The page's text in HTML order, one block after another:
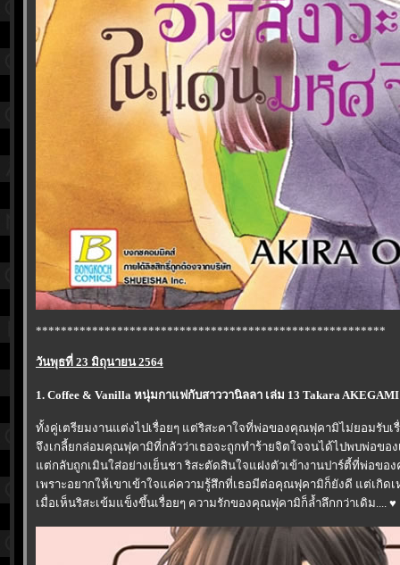
********************************************************
วันพุธที่ 23 มิถุนายน 2564
1. Coffee & Vanilla หนุ่มกาแฟกับสาววานิลลา เล่ม 13 Takara
ทั้งคู่เตรียมงานแต่งไปเรื่อยๆ แต่ริสะคาใจที่พ่อของคุณฟุคามิไม่ยอมรับเ
จึงเกลี้ยกล่อมคุณฟุคามิที่กลัวว่าเธอจะถูกทำร้ายจิตใจจนได้ไปพบพ่อของ
ต่กลับถูกเมินใส่อย่างเย็นชา ริสะตัดสินใจแฝงตัวเข้างานปาร์ตี้ที่พ่อขอ
เพราะอยากให้เขาเข้าใจแค่ความรู้สึกที่เธอมีต่อคุณฟุคามิก็ยังดี แต่เกิ
เมื่อเห็นริสะเข้มแข็งขึ้นเรื่อยๆ ความรักของคุณฟุคามิก็ล้ำลึกกว่าเดิม.... ♥